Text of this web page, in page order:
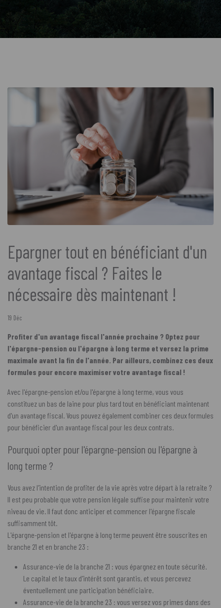
Epargner tout en bénéficiant d'un
avantage fiscal ? Faites le
nécessaire dès maintenant !
19 Déc
Profiter d'un avantage fiscal l'année prochaine ? Optez pour
l'épargne-pension ou l'épargne à long terme et versez la prime
maximale avant la fin de l'année. Par ailleurs, combinez ces deux
formules pour encore maximiser votre avantage fiscal !
Avec l'épargne-pension et/ou l'épargne à long terme, vous vous
constituez un bas de laine pour plus tard tout en bénéficiant maintenant
d'un avantage fiscal. Vous pouvez également combiner ces deux formules
pour bénéficier d'un avantage fiscal pour les deux contrats.
Pourquoi opter pour l'épargne-pension ou l'épargne à
long terme ?
Vous avez l'intention de profiter de la vie après votre départ à la retraite ?
Il est peu probable que votre pension légale suffise pour maintenir votre
niveau de vie. Il faut donc anticiper et commencer l'épargne fiscale
suffisamment tôt.
L'épargne-pension et l'épargne à long terme peuvent être souscrites en
branche 21 et en branche 23 :
Assurance-vie de la branche 21 : vous épargnez en toute sécurité.
Le capital et le taux d'intérêt sont garantis, et vous percevez
éventuellement une participation bénéficiaire.
Assurance-vie de la branche 23 : vous versez vos primes dans des